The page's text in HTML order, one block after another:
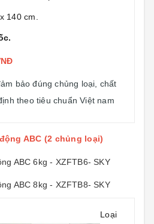
140 cm.
bảo đúng chủng loại, chất
theo tiêu chuẩn Việt nam
ABC (2 chủng loại)
ABC 6kg - XZFTB6- SKY
ABC 8kg - XZFTB8- SKY
Loại